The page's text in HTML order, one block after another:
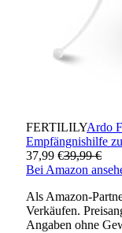
FERTILILYArdo
Empfängnishilfe
37,99 €39,99 €
Bei Amazon
Als Amazon-
Verkäufen.
Angaben ohne